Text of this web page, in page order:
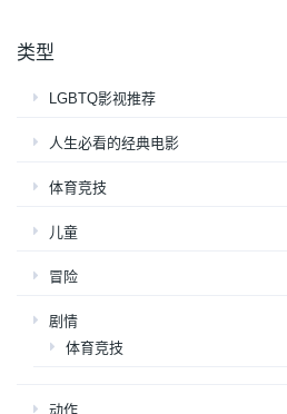
类型
LGBTQ影视推荐
人生必看的经典电影
体育竞技
儿童
冒险
剧情
体育竞技
动作